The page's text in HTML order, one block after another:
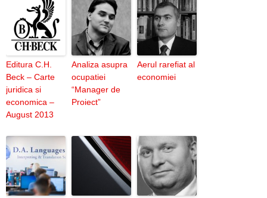
Editura C.H.
Beck – Carte
juridica si
economica –
August 2013
Analiza asupra
ocupatiei
“Manager de
Proiect”
Aerul rarefiat al
economiei